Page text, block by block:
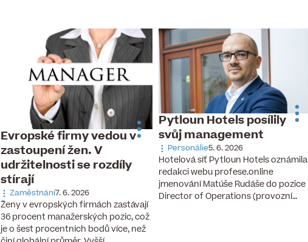
Evropské firmy vedou v
zastoupení žen. V
udržitelnosti se rozdíly
stírají
Zaměstnání7. 6. 2026
Ženy v evropských firmách zastávají
36 procent manažerských pozic, což
je o šest procentních bodů více, než
Pytloun Hotels posílily
svůj management
Personálie5. 6. 2026
Hotelová síť Pytloun Hotels oznámila
redakci webu profese.online
jmenování Matúše Rudáše do pozice
Director of Operations (provozní…